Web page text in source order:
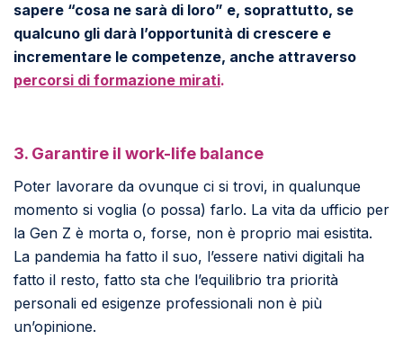
sapere “cosa ne sarà di loro” e, soprattutto, se
qualcuno gli darà l’opportunità di crescere e
incrementare le competenze, anche attraverso
percorsi di formazione mirati.
3. Garantire il work-life balance
Poter lavorare da ovunque ci si trovi, in qualunque
momento si voglia (o possa) farlo. La vita da ufficio per
la Gen Z è morta o, forse, non è proprio mai esistita.
La pandemia ha fatto il suo, l’essere nativi digitali ha
fatto il resto, fatto sta che l’equilibrio tra priorità
personali ed esigenze professionali non è più
un’opinione.